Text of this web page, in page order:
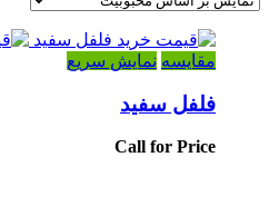
مقایسه نمایش سریع
فلفل سفید
Call for Price